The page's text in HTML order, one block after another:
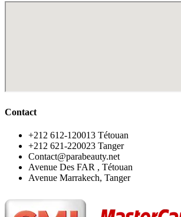
Contact
‪+212 612-120013 Tétouan
‪+212 621-220023 Tanger
Contact@parabeauty.net
Avenue Des FAR , Tétouan
Avenue Marrakech, Tanger